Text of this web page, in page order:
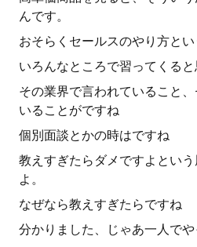
んです。
おそらくセールスのやり方と
いろんなところで習ってくる
その業界で言われていること
いることがですね
個別面談とかの時はですね
教えすぎたらダメですよとい
よ。
なぜなら教えすぎたらですね
分かりました、じゃあ一人で